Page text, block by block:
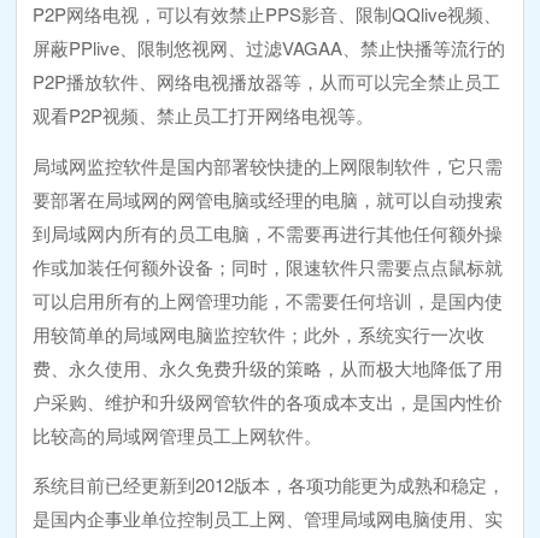
P2P网络电视，可以有效禁止PPS影音、限制QQlive视频、
屏蔽PPlive、限制悠视网、过滤VAGAA、禁止快播等流行的
P2P播放软件、网络电视播放器等，从而可以完全禁止员工
观看P2P视频、禁止员工打开网络电视等。
局域网监控软件是国内部署较快捷的上网限制软件，它只需
要部署在局域网的网管电脑或经理的电脑，就可以自动搜索
到局域网内所有的员工电脑，不需要再进行其他任何额外操
作或加装任何额外设备；同时，限速软件只需要点点鼠标就
可以启用所有的上网管理功能，不需要任何培训，是国内使
用较简单的局域网电脑监控软件；此外，系统实行一次收
费、永久使用、永久免费升级的策略，从而极大地降低了用
户采购、维护和升级网管软件的各项成本支出，是国内性价
比较高的局域网管理员工上网软件。
系统目前已经更新到2012版本，各项功能更为成熟和稳定，
是国内企事业单位控制员工上网、管理局域网电脑使用、实